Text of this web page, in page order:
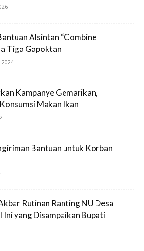
Alsintan “Combine
Tiga Gapoktan
Kampanye Gemarikan,
Makan Ikan
Bantuan untuk Korban
Rutinan Ranting NU Desa
Ini yang Disampaikan Bupati